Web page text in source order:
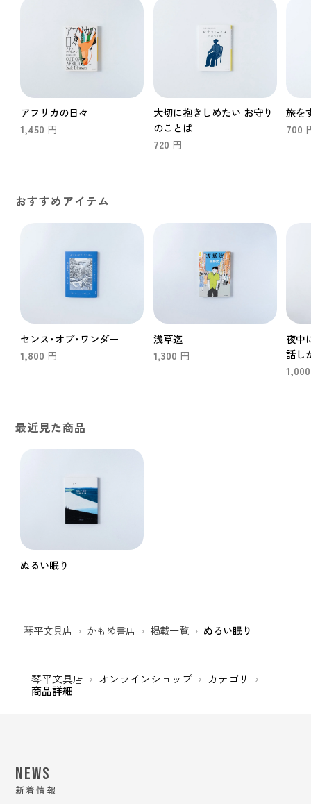
アフリカの日々
1,450 円
大切に抱きしめたい お守り
のことば
720 円
旅を
700
おすすめアイテム
センス・オブ・ワンダー
1,800 円
浅草迄
1,300 円
夜中
話し
1,000
最近見た商品
ぬるい眠り
琴平文具店 かもめ書店 掲載一覧 ぬるい眠り
琴平文具店 オンラインショップ
カテゴリ
商品詳細
NEWS
新着情報